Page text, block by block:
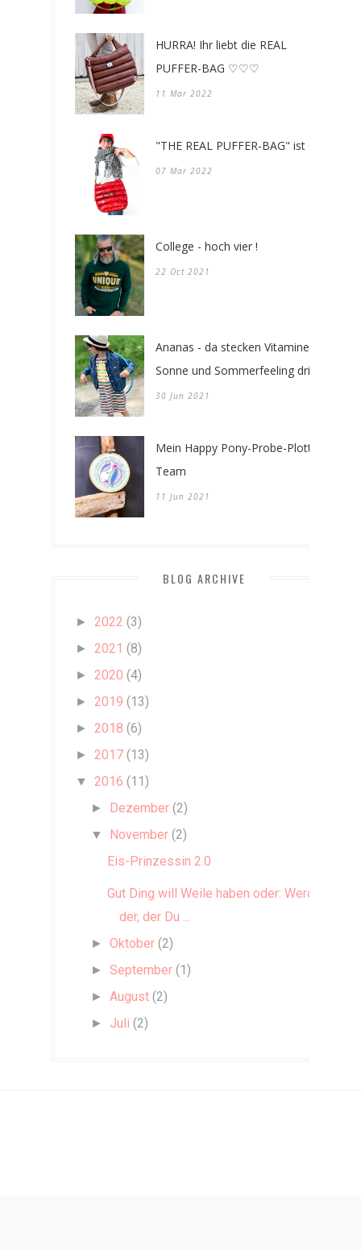
HURRA! Ihr liebt die REAL
PUFFER-BAG ♡♡♡
11 Mar 2022
"THE REAL PUFFER-BAG" ist da!
07 Mar 2022
College - hoch vier !
22 Oct 2021
Ananas - da stecken Vitamine -
Sonne und Sommerfeeling drin !
30 Jun 2021
Mein Happy Pony-Probe-Plotter-
Team
11 Jun 2021
BLOG ARCHIVE
► 2022 (3)
► 2021 (8)
► 2020 (4)
► 2019 (13)
► 2018 (6)
► 2017 (13)
▼ 2016 (11)
► Dezember (2)
▼ November (2)
Eis-Prinzessin 2.0
Gut Ding will Weile haben oder: Werde
der, der Du ...
►Oktober (2)
►September (1)
►August (2)
► Juli (2)